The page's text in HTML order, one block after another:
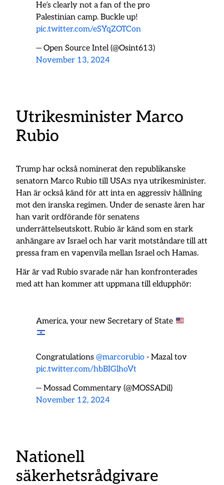
He’s clearly not a fan of the pro
Palestinian camp. Buckle up!
pic.twitter.com/eSYqZOTCon
— Open Source Intel (@Osint613)
November 13, 2024
Utrikesminister Marco
Rubio
Trump har också nominerat den republikanske
senatorn Marco Rubio till USA:s nya utrikesminister.
Han är också känd för att inta en aggressiv hållning
mot den iranska regimen. Under de senaste åren har
han varit ordförande för senatens
underrättelseutskott. Rubio är känd som en stark
anhängare av Israel och har varit motståndare till att
pressa fram en vapenvila mellan Israel och Hamas.
Här är vad Rubio svarade när han konfronterades
med att han kommer att uppmana till eldupphör:
America, your new Secretary of State
Congratulations@marcorubio - Mazal tov
pic.twitter.com/hbBIGlhoVt
— Mossad Commentary (@MOSSADil)
November 12, 2024
Nationell
säkerhetsrådgivare